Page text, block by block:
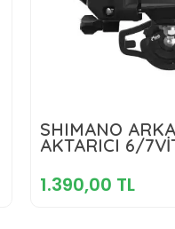
SHIMANO ARKA
AKTARICI 6/
TOURNEYRD-
KISA BACAK DA
1.390,00 TL
1.390,00 TL
Sepete Ekle